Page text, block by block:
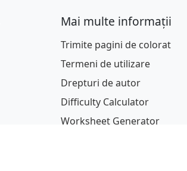
Mai multe informații
Trimite pagini de colorat
Termeni de utilizare
Drepturi de autor
Difficulty Calculator
Worksheet Generator